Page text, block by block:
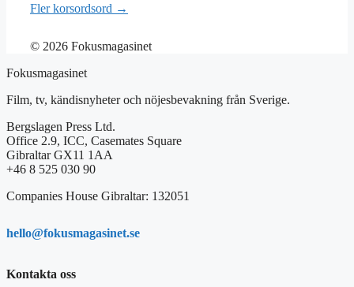
Fler korsordsord →
© 2026 Fokusmagasinet
Fokusmagasinet
Film, tv, kändisnyheter och nöjesbevakning från Sverige.
Bergslagen Press Ltd.
Office 2.9, ICC, Casemates Square
Gibraltar GX11 1AA
+46 8 525 030 90
Companies House Gibraltar: 132051
hello@fokusmagasinet.se
Kontakta oss